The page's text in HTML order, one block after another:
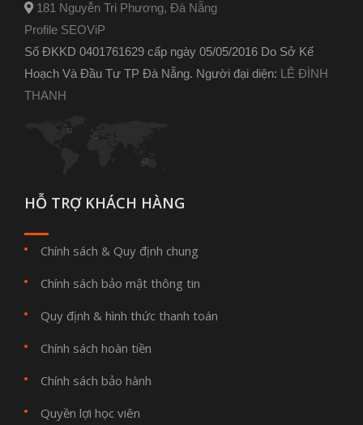
181 Nguyễn Tri Phương, Đà Nẵng
Profile SEOViP
Số ĐKKD 0401761629 cấp ngày 05/05/2016 Do Sở Kế
Hoạch Và Đầu Tư TP Đà Nẵng. Người đại diện: LÊ ĐÌNH
THANH
HỖ TRỢ KHÁCH HÀNG
Chính sách & Quy định chung
Chính sách bảo mật thông tin
Quy định & hình thức thanh toán
Chính sách hoàn tiền
Chính sách bảo hành
Quyền lợi học viên